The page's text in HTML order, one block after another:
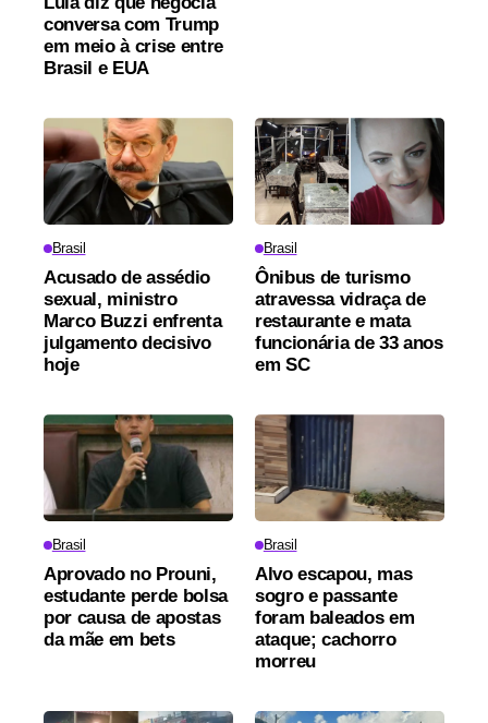
conversa com Trump
em meio à crise entre
Brasil e EUA
Brasil
Acusado de assédio
sexual, ministro
Marco Buzzi enfrenta
julgamento decisivo
hoje
Brasil
Ônibus de turismo
atravessa vidraça de
restaurante e mata
funcionária de 33 anos
em SC
Brasil
Aprovado no Prouni,
estudante perde bolsa
por causa de apostas
da mãe em bets
Brasil
Alvo escapou, mas
sogro e passante
foram baleados em
ataque; cachorro
morreu